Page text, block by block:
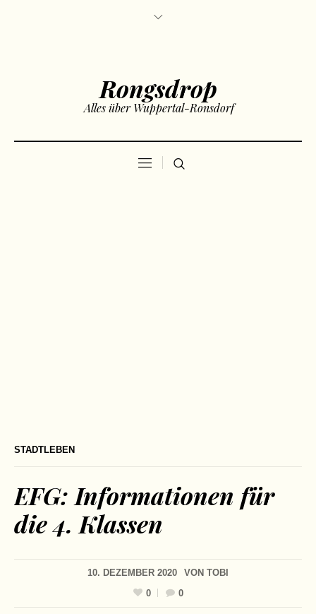
Rongsdrop
Alles über Wuppertal-Ronsdorf
STADTLEBEN
EFG: Informationen für
die 4. Klassen
10. DEZEMBER 2020 VON TOBI
0
0